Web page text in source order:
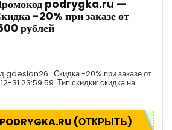
podrygka.ru —
-20% при заказе от
рублей
: Скидка -20% при заказе от
31 23:59:59. Тип скидки: скидка на
(ОТКРЫТЬ)